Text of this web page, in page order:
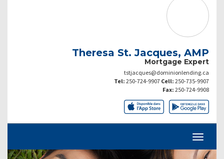
Theresa St. Jacques, AMP
Mortgage Expert
tstjacques@dominionlending.ca
Tel: 250-724-9907 Cell: 250-735-9907
Fax: 250-724-9908